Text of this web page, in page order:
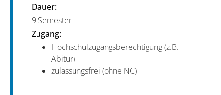
Dauer:
9 Semester
Zugang:
Hochschulzugangsberechtigung (z.B.
Abitur)
zulassungsfrei (ohne NC)